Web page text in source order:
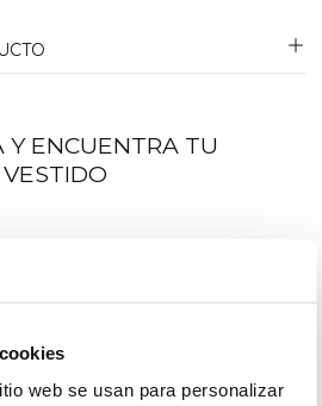
web se usan para personalizar
Y ENCUENTRA TU
VESTIDO